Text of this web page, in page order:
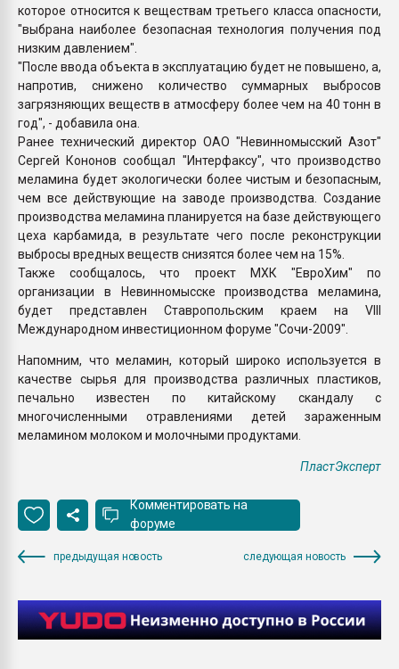
которое относится к веществам третьего класса опасности,
"выбрана наиболее безопасная технология получения под
низким давлением".
"После ввода объекта в эксплуатацию будет не повышено, а,
напротив, снижено количество суммарных выбросов
загрязняющих веществ в атмосферу более чем на 40 тонн в
год", - добавила она.
Ранее технический директор ОАО "Невинномысский Азот"
Сергей Кононов сообщал "Интерфаксу", что производство
меламина будет экологически более чистым и безопасным,
чем все действующие на заводе производства. Создание
производства меламина планируется на базе действующего
цеха карбамида, в результате чего после реконструкции
выбросы вредных веществ снизятся более чем на 15%.
Также сообщалось, что проект МХК "ЕвроХим" по
организации в Невинномысске производства меламина,
будет представлен Ставропольским краем на VIII
Международном инвестиционном форуме "Сочи-2009".
Напомним, что меламин, который широко используется в
качестве сырья для производства различных пластиков,
печально известен по китайскому скандалу с
многочисленными отравлениями детей зараженным
меламином молоком и молочными продуктами.
ПластЭксперт
Комментировать на
форуме
предыдущая новость следующая новость